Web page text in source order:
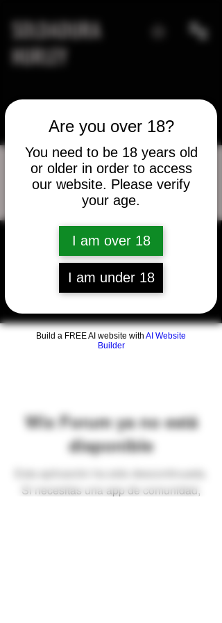
Are you over 18?
You need to be 18 years old
or older in order to access
our website. Please verify
your age.
I am over 18
I am under 18
Build a FREE AI website with AI Website
Builder
SOLDADURA
HURLEY
jonleko
Mensaje
Wix Forum ya no está
disponible
Esta aplicación ha sido descontinuada.
Si necesitas una app de comunidad,